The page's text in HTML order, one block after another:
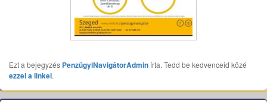
Ezt a bejegyzés PenzügyiNavigátorAdmin írta. Tedd be kedvenceid közé
ezzel a linkel.